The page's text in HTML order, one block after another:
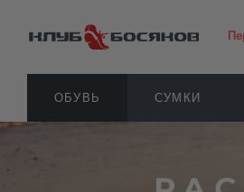
ОБУВЬ СУМКИ